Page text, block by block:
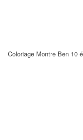
Coloriage Montre Ben 10